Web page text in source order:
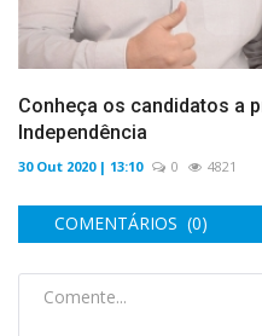
Conheça os candidatos a
Independência
30 Out 2020 | 13:10 0 4821
COMENTÁRIOS (0)